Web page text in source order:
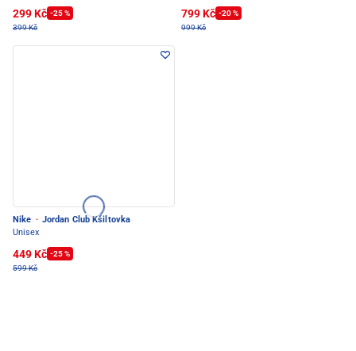
299 Kč -25 %
399 Kč
799 Kč -20 %
999 Kč
Nike · Jordan Club Kšiltovka
Unisex
449 Kč -25 %
599 Kč